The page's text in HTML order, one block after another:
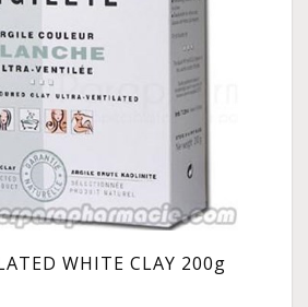
WHITE CLAY 200g